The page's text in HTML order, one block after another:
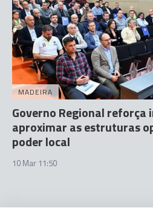
MADEIRA
Governo Regional
aproximar as estruturas
poder local
10 Mar 11:50